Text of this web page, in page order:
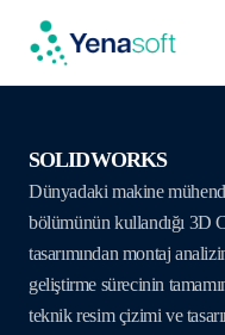
SOLIDWORKS
Dünyadaki makine
bölümünün kullandığı
tasarımından montaj
geliştirme sürecinin
teknik resim çizimi ve